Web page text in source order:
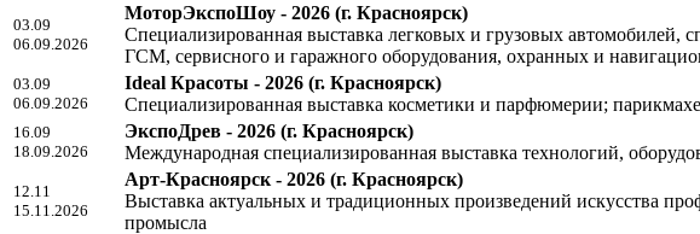
03.09
06.09.2026
МоторЭкспоШоу - 2026 (г. Красноярск)
Специализированная выставка легковых и грузовых автомобилей,
ГСМ, сервисного и гаражного оборудования, охранных и
03.09
06.09.2026
Ideal Красоты - 2026 (г. Красноярск)
Специализированная выставка косметики и парфюмерии;
16.09
18.09.2026
ЭкспоДрев - 2026 (г. Красноярск)
Международная специализированная выставка технологий,
12.11
15.11.2026
Арт-Красноярск - 2026 (г. Красноярск)
Выставка актуальных и традиционных произведений искусства
промысла